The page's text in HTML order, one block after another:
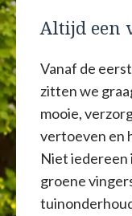
Altijd een
Vanaf de
zitten we
mooie,
vertoeven en
Niet iedereen
groene